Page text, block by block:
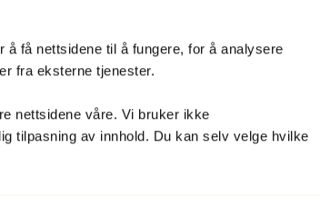
få nettsidene til å fungere, for å analysere
fra eksterne tjenester.
nettsidene våre. Vi bruker ikke
tilpasning av innhold. Du kan selv velge hvilke
22 59 55 00
postmottak@nkvts.no